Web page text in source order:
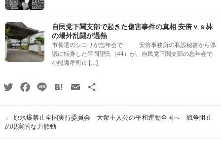
自民党下関支部で起きた傷害事件の真相 安倍ｖｓ林
の場外乱闘が過熱
市長選のシコリが忘年会で 安倍事務所の私設秘書から県
議に転身した平岡望氏（44）が、自民党下関支部の忘年会で
小熊坂孝司市 […]
TwitterFacebook
Line HatenaEmail
← 原水爆禁止全国実行委員会 大衆主人公の平和運動全国へ 戦争阻止
の現実的な力胎動